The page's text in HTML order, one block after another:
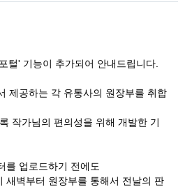
털' 기능이 추가되어 안내드립니다.
제공하는 각 유통사의 원장부를 취합
작가님의 편의성을 위해 개발한 기
를 업로드하기 전에도
새벽부터 원장부를 통해서 전날의 판